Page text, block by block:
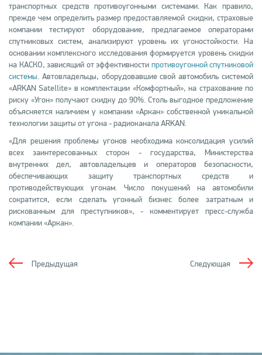
транспортных средств противоугонными системами. Как правило,
прежде чем определить размер предоставляемой скидки, страховые
компании тестируют оборудование, предлагаемое операторами
спутниковых систем, анализируют уровень их угоностойкости. На
основании комплексного исследования формируется уровень скидки
на КАСКО, зависящий от эффективности противоугонной спутниковой
системы. Автовладельцы, оборудовавшие свой автомобиль системой
«ARKAN Satellite» в комплектации «Комфортный», на страхование по
риску «Угон» получают скидку до 90%. Столь выгодное предложение
объясняется наличием у компании «Аркан» собственной уникальной
технологии защиты от угона - радиоканала ARKAN.
«Для решения проблемы угонов необходима консолидация усилий
всех заинтересованных сторон - государства, Министерства
внутренних дел, автовладельцев и операторов безопасности,
обеспечивающих защиту транспортных средств и
противодействующих угонам. Число покушений на автомобили
сократится, если сделать угонный бизнес более затратным и
рискованным для преступников», - комментирует пресс-служба
компании «Аркан».
Следующая
Предыдущая